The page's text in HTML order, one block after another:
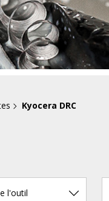
Kyocera DRC
l'outil